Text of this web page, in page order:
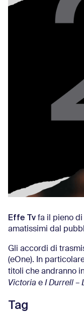
Effe Tv fa il pieno
amatissimi dal
Gli accordi di
(eOne). In
titoli che andranno
Victoria e I Durrell –
Tag